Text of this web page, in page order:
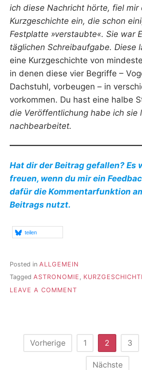
ich diese Nachricht hörte, fiel mir
Kurzgeschichte ein, die schon
Festplatte »verstaubte«. Sie war
täglichen Schreibaufgabe. Diese
eine Kurzgeschichte von
in denen diese vier Begriffe –
Dachstuhl, vorbeugen – in
vorkommen. Du hast eine halbe
die Veröffentlichung habe ich sie
nachbearbeitet.
Hat dir der Beitrag gefallen? Es
freuen, wenn du mir ein
dafür die Kommentarfunktion
Beitrags nutzt.
teilen
Posted in ALLGEMEIN
Tagged ASTRONOMIE ,
LEAVE A COMMENT
Seitennummerierung
Vorherige 1 2 3
Nächste